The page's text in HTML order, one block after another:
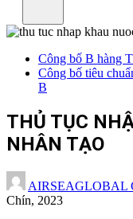
Công bố B hàng
Công bố tiêu
B
THỦ TỤC
NHÂN TẠO
AIRSEAGLOBAL
Chín, 2023